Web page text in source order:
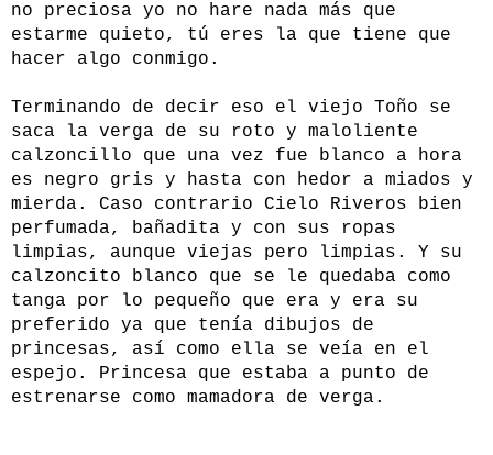
no preciosa yo no hare nada más que
estarme quieto, tú eres la que tiene que
hacer algo conmigo.
Terminando de decir eso el viejo Toño se
saca la verga de su roto y maloliente
calzoncillo que una vez fue blanco a hora
es negro gris y hasta con hedor a miados y
mierda. Caso contrario Cielo Riveros bien
perfumada, bañadita y con sus ropas
limpias, aunque viejas pero limpias. Y su
calzoncito blanco que se le quedaba como
tanga por lo pequeño que era y era su
preferido ya que tenía dibujos de
princesas, así como ella se veía en el
espejo. Princesa que estaba a punto de
estrenarse como mamadora de verga.